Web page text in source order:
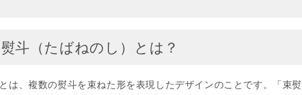
斗（たばねのし）とは？
は、複数の熨斗を束ねた形を表現したデザインのことです。「束